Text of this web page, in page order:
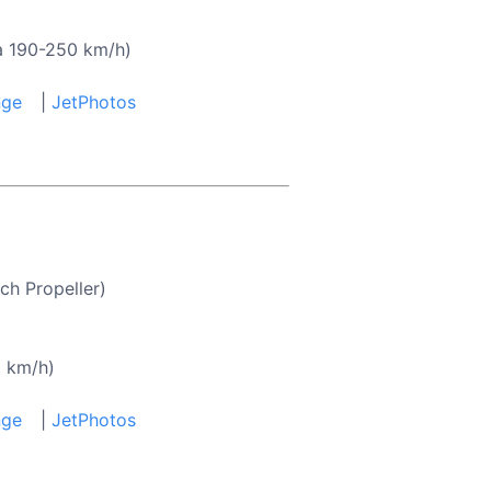
190-250 km/h)
JetPhotos
Propeller)
km/h)
JetPhotos